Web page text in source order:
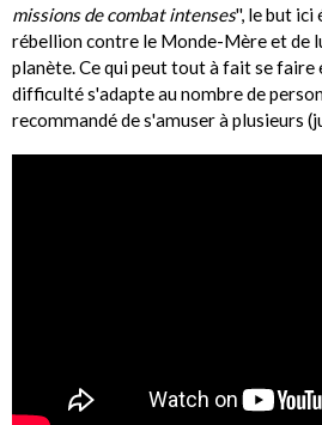
missions de combat intenses'', le but ici
rébellion contre le Monde-Mère et de
planète. Ce qui peut tout à fait se faire
difficulté s'adapte au nombre de
recommandé de s'amuser à plusieurs